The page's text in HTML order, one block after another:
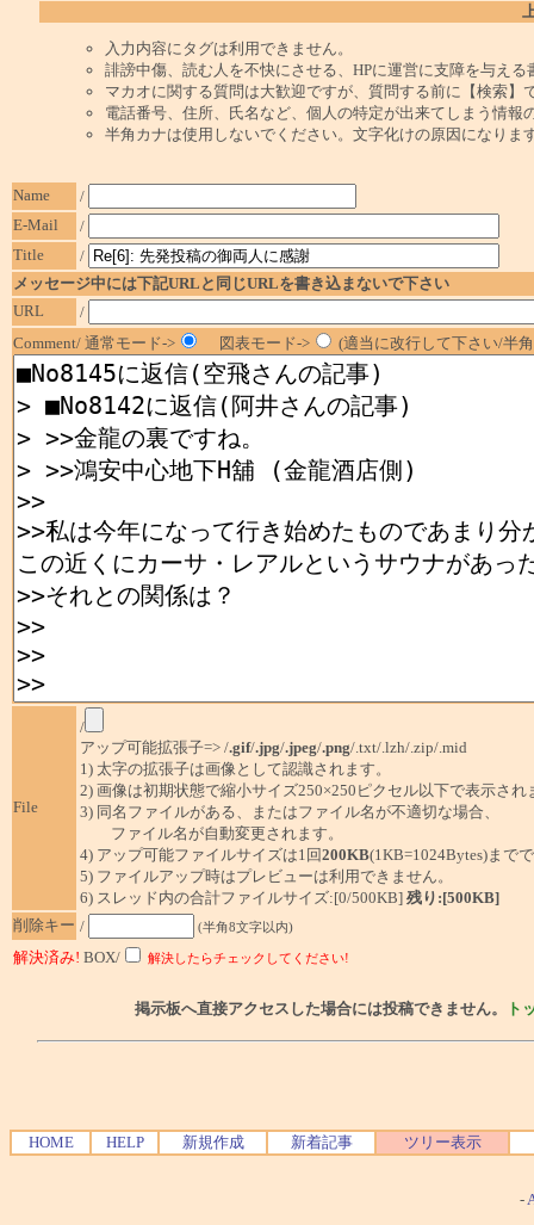
入力内容にタグは利用できません。
誹謗中傷、読む人を不快にさせる、HPに運営に支障を与え
マカオに関する質問は大歓迎ですが、質問する前に【検索】
電話番号、住所、氏名など、個人の特定が出来てしまう情報
半角カナは使用しないでください。文字化けの原因になりま
Name
/
E-Mail
/
Title
/
メッセージ中には下記URLと同じURLを書き込まないで下さい
URL
/
Comment/ 通常モード->
図表モード-> (適当に改行して下さい/半
File
/
アップ可能拡張子=> /.gif/.jpg/.jpeg/.png/.txt/.lzh/.zip/.mid
1) 太字の拡張子は画像として認識されます。
2) 画像は初期状態で縮小サイズ250×250ピクセル以下で表示され
3) 同名ファイルがある、またはファイル名が不適切な場合、
ファイル名が自動変更されます。
4) アップ可能ファイルサイズは1回200KB(1KB=1024Bytes)まで
5) ファイルアップ時はプレビューは利用できません。
6) スレッド内の合計ファイルサイズ:[0/500KB] 残り:[500KB]
削除キー / (半角8文字以内)
解決済み! BOX/ 解決したらチェックしてください!
掲示板へ直接アクセスした場合には投稿できません。 ト
HOME HELP 新規作成 新着記事 ツリー表示
-